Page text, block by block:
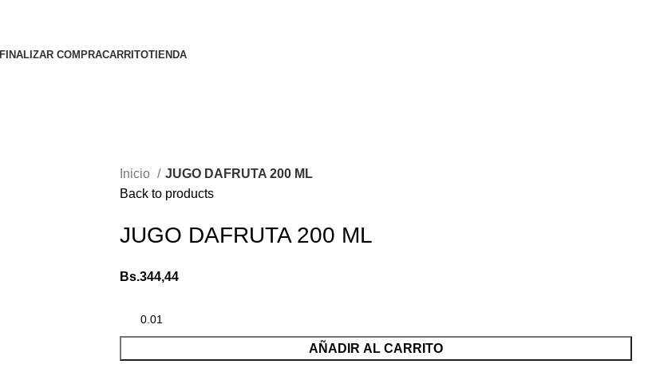
FINALIZAR COMPRACARRITOTIENDA
Inicio
JUGO DAFRUTA 200 ML
Back to products
JUGO DAFRUTA 200 ML
Bs.344,44
AÑADIR AL CARRITO